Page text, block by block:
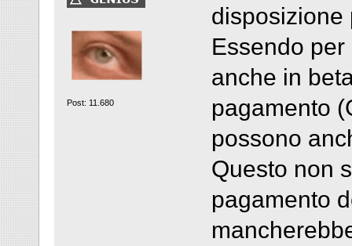
Post: 11.680
disposizione
Essendo
anche in
pagamento
possono
Questo non
pagamento